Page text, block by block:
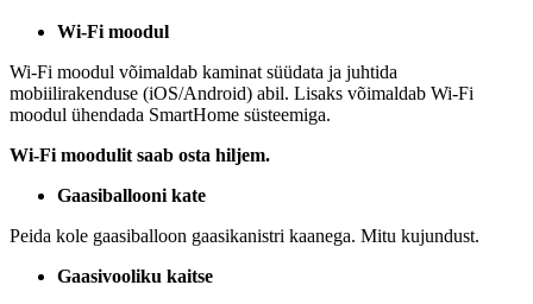
Wi-Fi moodul
Wi-Fi moodul võimaldab kaminat süüdata ja juhtida
mobiilirakenduse (iOS/Android) abil. Lisaks võimaldab Wi-Fi
moodul ühendada SmartHome süsteemiga.
Wi-Fi moodulit saab osta hiljem.
Gaasiballooni kate
Peida kole gaasiballoon gaasikanistri kaanega. Mitu kujundust.
Gaasivooliku kaitse